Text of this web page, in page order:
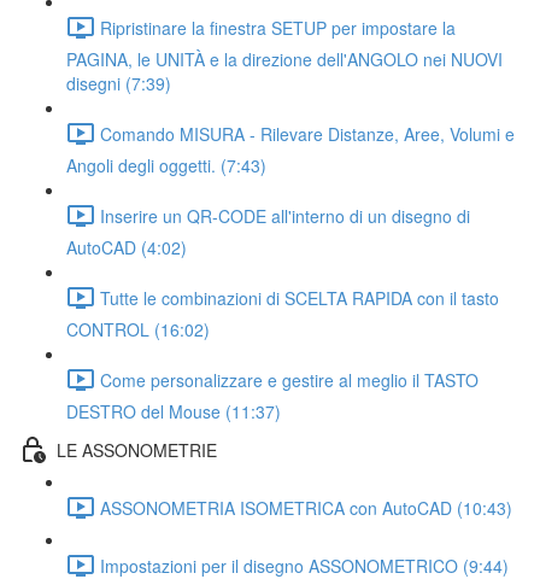
Ripristinare la finestra SETUP per impostare la
PAGINA, le UNITÀ e la direzione dell'ANGOLO nei NUOVI
disegni (7:39)
Comando MISURA - Rilevare Distanze, Aree, Volumi e
Angoli degli oggetti. (7:43)
Inserire un QR-CODE all'interno di un disegno di
AutoCAD (4:02)
Tutte le combinazioni di SCELTA RAPIDA con il tasto
CONTROL (16:02)
Come personalizzare e gestire al meglio il TASTO
DESTRO del Mouse (11:37)
LE ASSONOMETRIE
ASSONOMETRIA ISOMETRICA con AutoCAD (10:43)
Impostazioni per il disegno ASSONOMETRICO (9:44)